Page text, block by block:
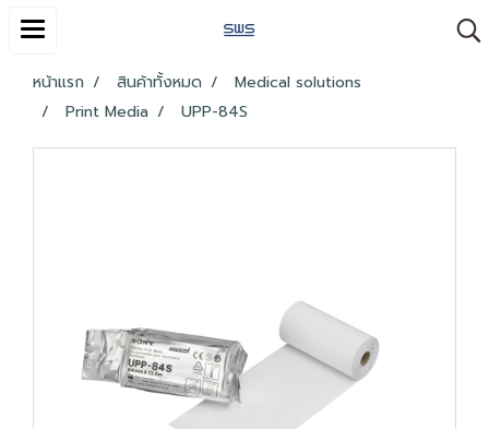
หน้าแรก สินค้าทั้งหมด
Medical solutions
Print Media
UPP-84S